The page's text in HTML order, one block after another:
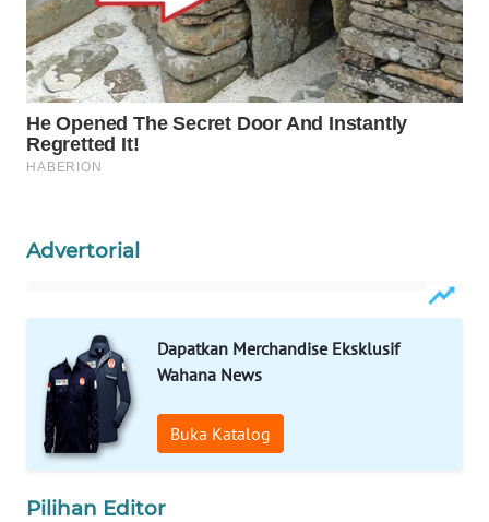
Advertorial
Dapatkan Merchandise Eksklusif
Wahana News
Buka Katalog
Pilihan Editor
WAHANANEWS
CO ID
WAHANANEWS
NET
WAHANA
WAHANA
WAHANA
SELEB
WAHANA
PERSONA
WAHANA